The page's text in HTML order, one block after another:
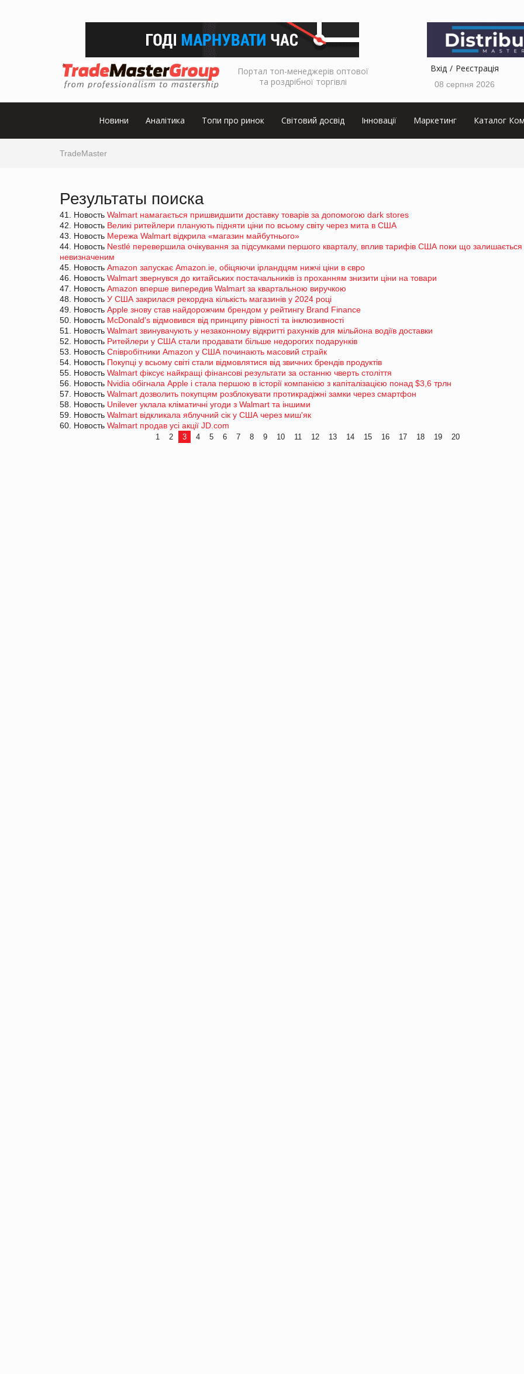
Портал топ-менеджерів оптової
та роздрібної торгівлі
Вхід Реєстрація
08 серпня 2026
Новини Аналітика Топи про ринок Світовий досвід Інновації Маркетинг Каталог
TradeMaster
Результаты поиска
41. Новость Walmart намагається пришвидшити доставку товарів за допомогою dark stores
42. Новость Великі ритейлери планують підняти ціни по всьому світу через мита в США
43. Новость Мережа Walmart відкрила «магазин майбутнього»
44. Новость Nestlé перевершила очікування за підсумками першого кварталу, вплив тарифів США поки що залишається
невизначеним
45. Новость Amazon запускає Amazon.ie, обіцяючи ірландцям нижчі ціни в євро
46. Новость Walmart звернувся до китайських постачальників із проханням знизити ціни на товари
47. Новость Amazon вперше випередив Walmart за квартальною виручкою
48. Новость У США закрилася рекордна кількість магазинів у 2024 році
49. Новость Apple знову став найдорожчим брендом у рейтингу Brand Finance
50. Новость McDonald's відмовився від принципу рівності та інклюзивності
51. Новость Walmart звинувачують у незаконному відкритті рахунків для мільйона водіїв доставки
52. Новость Ритейлери у США стали продавати більше недорогих подарунків
53. Новость Співробітники Amazon у США починають масовий страйк
54. Новость Покупці у всьому світі стали відмовлятися від звичних брендів продуктів
55. Новость Walmart фіксує найкращі фінансові результати за останню чверть століття
56. Новость Nvidia обігнала Apple і стала першою в історії компанією з капіталізацією понад $3,6 трлн
57. Новость Walmart дозволить покупцям розблокувати протикрадіжні замки через смартфон
58. Новость Unilever уклала кліматичні угоди з Walmart та іншими
59. Новость Walmart відкликала яблучний сік у США через миш'як
60. Новость Walmart продав усі акції JD.com
1 2 3 4 5 6 7 8 9 10 11 12 13 14 15 16 17 18 19 20